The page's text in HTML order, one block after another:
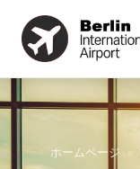
ホームページ »